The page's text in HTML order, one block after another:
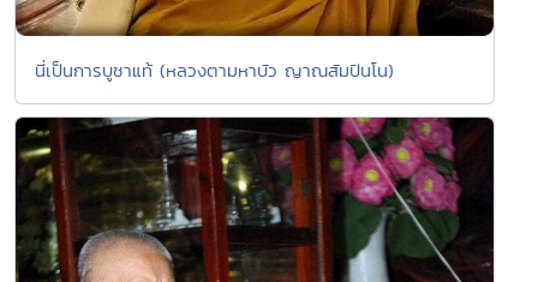
นี่เป็นการบูชาแท้ (หลวงตามหาบัว ญาณสัมปันโน)